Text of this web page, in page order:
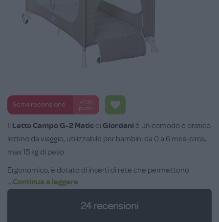
Scrivi recensione
+100
punti
Letto Campo G-2 Matic di Giordani è un comodo e pratico
lettino da viaggio, utilizzabile per bambini da 0 a 6 mesi circa,
max 15 kg di peso.
Ergonomico, è dotato di inserti di rete che permettono
un'adeguata aerazione e di due ruote per un facile
gesto in modo compatto ed è facile da trasportare grazie alla
...Continua a leggere
24 recensioni